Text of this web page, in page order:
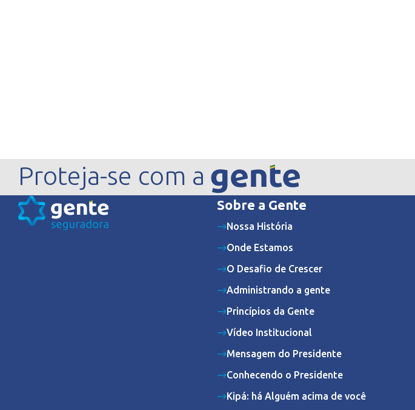
Proteja-se com a
Sobre a Gente
Nossa História
Onde Estamos
O Desafio de Crescer
Administrando a gente
Princípios da Gente
Vídeo Institucional
Mensagem do Presidente
Conhecendo o Presidente
Kipá: há Alguém acima de você